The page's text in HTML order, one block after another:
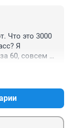
Что это 3000
Я
60, совсем